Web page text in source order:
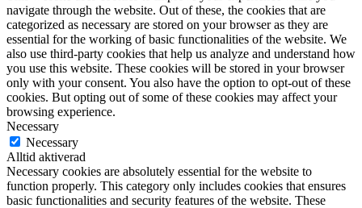
navigate through the website. Out of these, the cookies that are
categorized as necessary are stored on your browser as they are
essential for the working of basic functionalities of the website. We
also use third-party cookies that help us analyze and understand how
you use this website. These cookies will be stored in your browser
only with your consent. You also have the option to opt-out of these
cookies. But opting out of some of these cookies may affect your
browsing experience.
Necessary
Necessary
Alltid aktiverad
Necessary cookies are absolutely essential for the website to
function properly. This category only includes cookies that ensures
basic functionalities and security features of the website. These